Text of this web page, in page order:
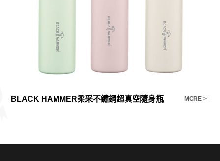
BLACK HAMMER柔采不鏽鋼超真空隨身瓶 MORE > 科